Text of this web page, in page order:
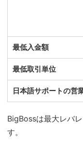
最低入金額
最低取引単位
日本語サポートの営
BigBossは最大レバ
す。